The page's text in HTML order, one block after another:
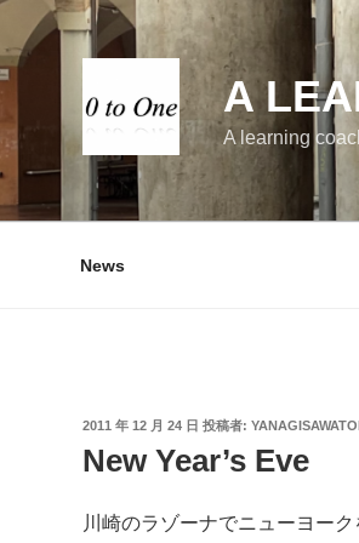
A
A learning
News
投
日:
2011 年 12 月 24 日 投稿者:
New Year’s Eve
川崎のラゾーナでニューヨーク